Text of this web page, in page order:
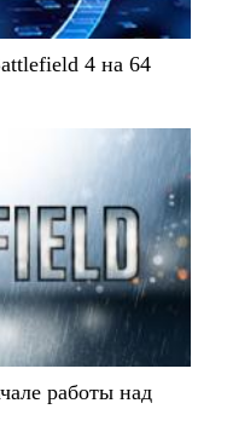
4 на 64
работы над